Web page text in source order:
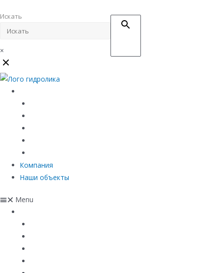
Искать
×
Компания
Наши объекты
Menu